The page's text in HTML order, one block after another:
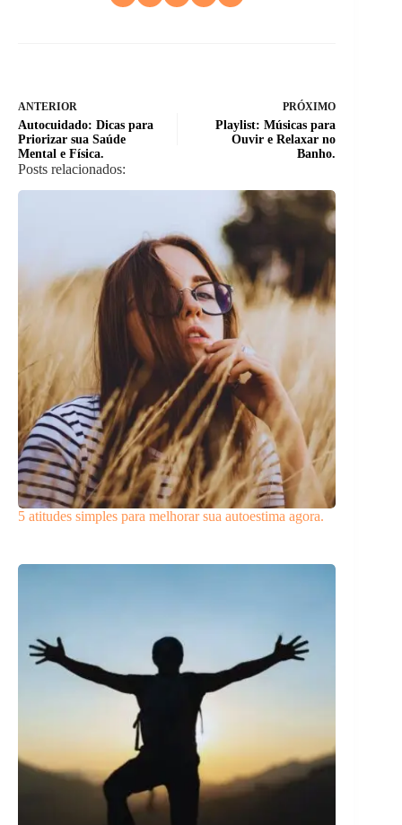
ANTERIOR
Autocuidado: Dicas para
Priorizar sua Saúde
Mental e Física.
PRÓXIMO
Playlist: Músicas para
Ouvir e Relaxar no
Banho.
Posts relacionados:
5 atitudes simples para melhorar sua autoestima agora.